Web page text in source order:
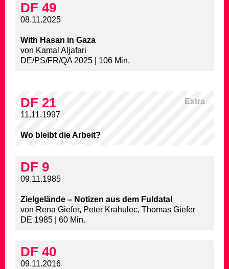
DF 49
08.11.2025
With Hasan in Gaza
von Kamal Aljafari
DE/PS/FR/QA 2025 | 106 Min.
Extra
DF 21
11.11.1997
Wo bleibt die Arbeit?
DF 9
09.11.1985
Zielgelände – Notizen aus dem Fuldatal
von Rena Giefer, Peter Krahulec, Thomas Giefer
DE 1985 | 60 Min.
DF 40
09.11.2016